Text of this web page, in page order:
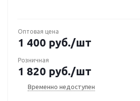
Оптовая цена
1 400 руб./шт
Розничная
1 820 руб./шт
Временно недоступен